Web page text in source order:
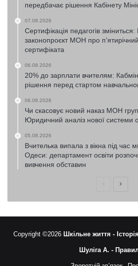
передбачає рішення Кабінету
07.08.2026
Сертифікація педагогів
законопроєкт МОН про п’ятирічний
сертифіката
06.08.2026
20% до зарплати вчителям:
рішення перед стартом
06.08.2026
Чи скасовує новий наказ МОН
Юридичний аналіз нової системи
05.08.2026
Вчителька випала з вікна під час
Одеси: департамент освіти
вивчення обставин
Попередня
Copyright ©2026 Шкільне життя -
Шуліга А. -